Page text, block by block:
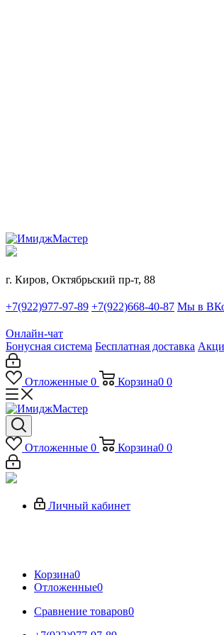
г. Киров, Октябрьский пр-т, 88
+7(922)977-97-89 +7(922)668-40-87 Мы в
Онлайн-чат
Бонусная система Бесплатная доставка
Отложенные 0 Корзина0 0
Отложенные 0 Корзина0 0
Личный кабинет
Корзина0
Отложенные0
Сравнение товаров0